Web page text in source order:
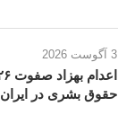
3 آگوست 2026
حقوق بشری در ایران